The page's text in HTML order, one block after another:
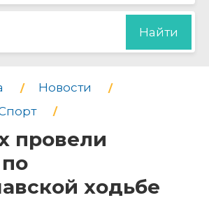
Найти
Новости
провели
ходьбе